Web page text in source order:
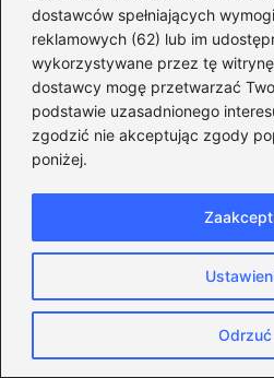
dostawców spełniających
reklamowych (62) lub im
wykorzystywane przez tę
dostawcy mogę przetwarzać
podstawie uzasadnionego
zgodzić nie akceptując zgody
poniżej.
Odrzuć
Zapamiętaj moje dane w
podczas pisania kolejnych
Poczytaj więcej